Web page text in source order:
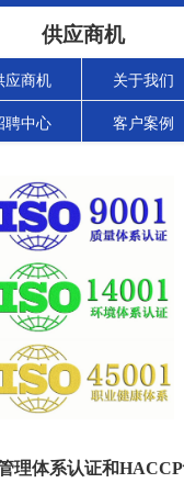
供应商机
应商机 关于我们
聘中心 客户案例
理体系认证和